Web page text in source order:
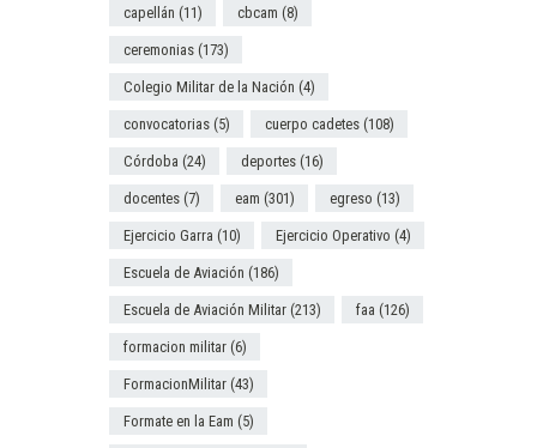
capellán (11) cbcam (8)
ceremonias(173)
Colegio Militar de la Nación (4)
convocatorias(5) cuerpo cadetes(108)
Córdoba (24) deportes(16)
docentes(7) eam (301) egreso (13)
Ejercicio Garra (10) Ejercicio Operativo (4)
Escuela de Aviación (186)
Escuela de Aviación Militar(213) faa (126)
formacion militar(6)
FormacionMilitar(43)
Formate en la Eam (5)